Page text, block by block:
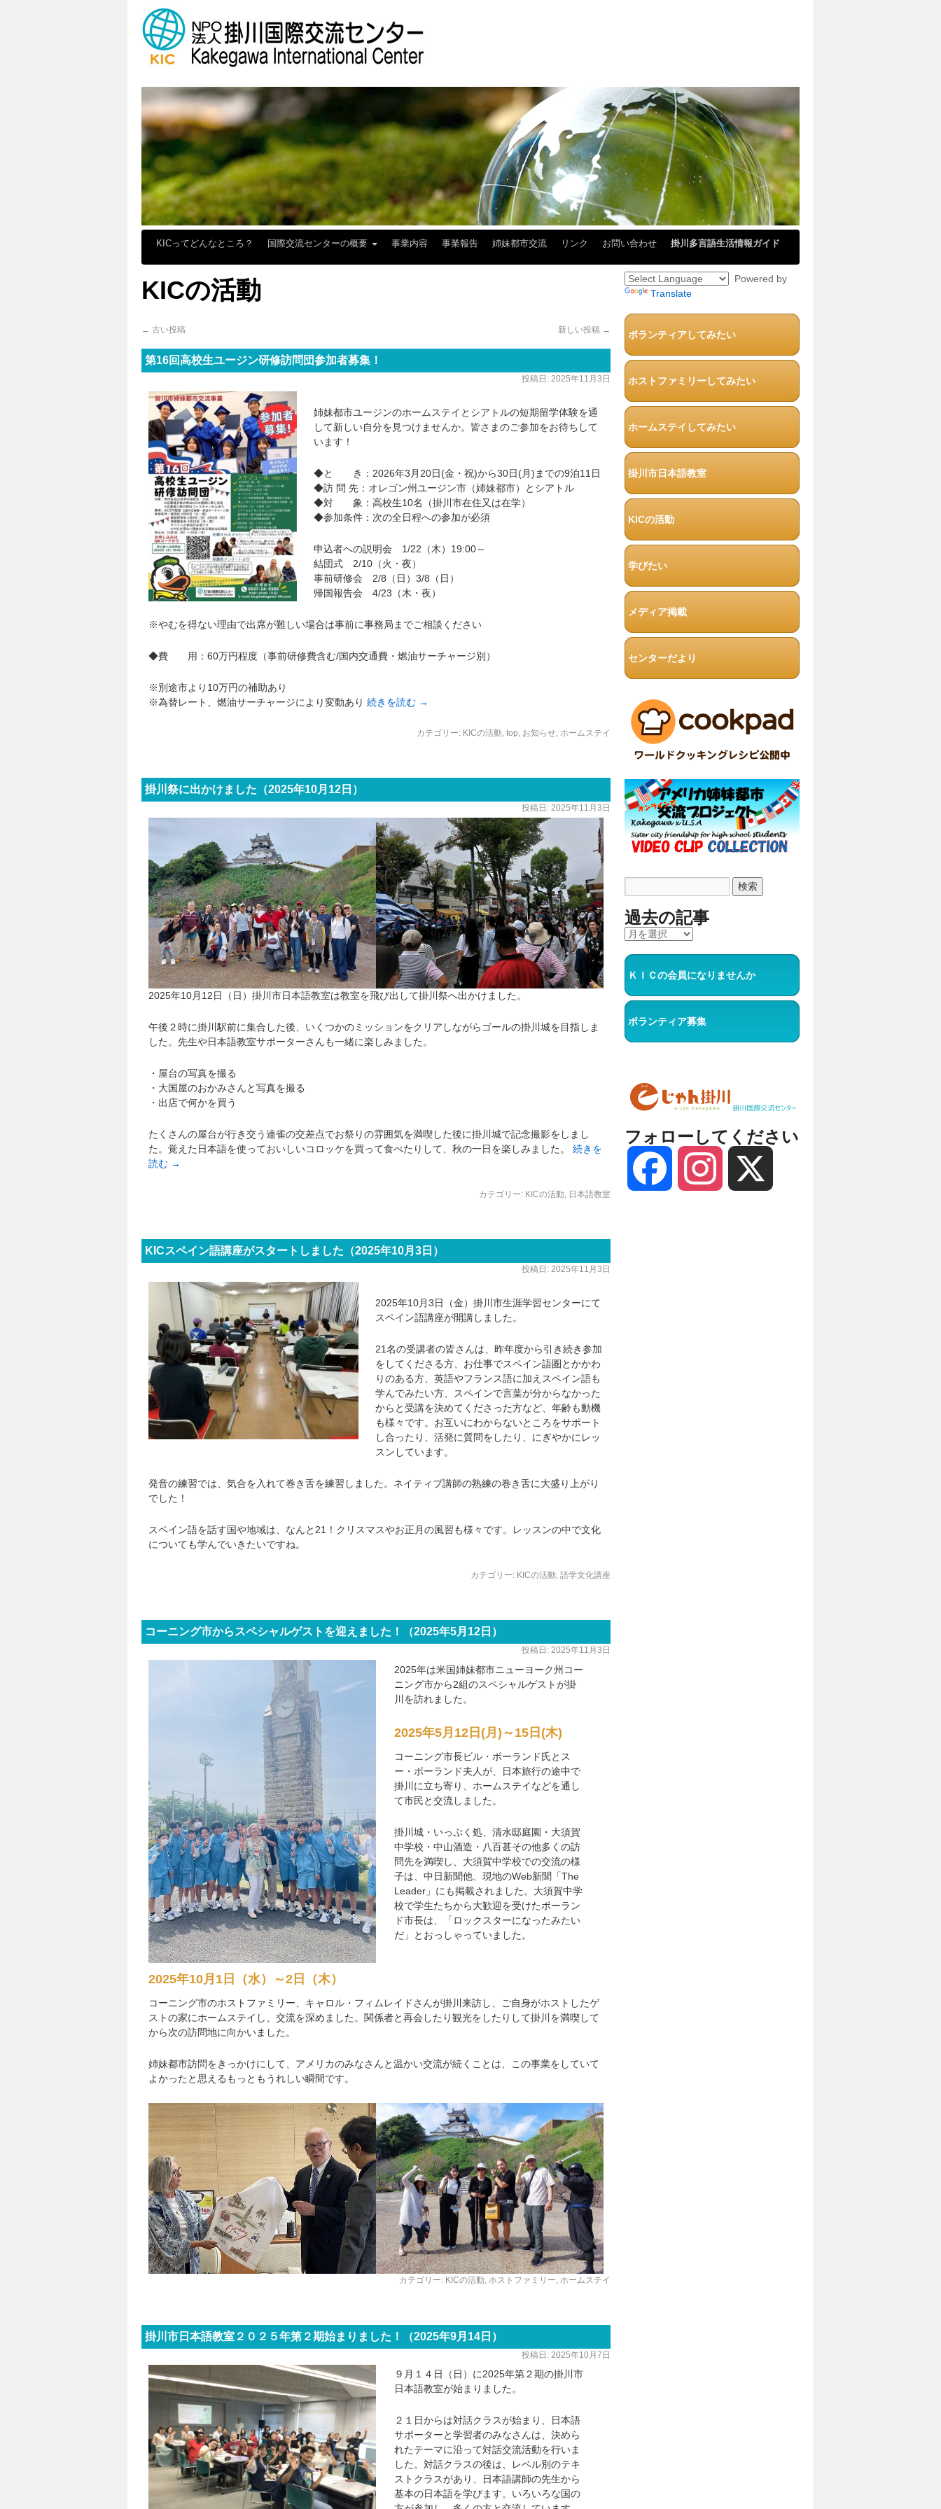
KICってどんなところ？ 国際交流センターの概要 事業内容 事業報告 姉妹都市交流 リンク お問い合わせ 掛川多言語生活情報ガイド
KICの活動
← 古い投稿 新しい投稿 →
第16回高校生ユージン研修訪問団参加者募集！
投稿日: 2025年11月3日
姉妹都市ユージンのホームステイとシアトルの短期留学体験を通
して新しい自分を見つけませんか。皆さまのご参加をお待ちして
います！
◆と き：2026年3月20日(金・祝)から30日(月)までの9泊11日
◆訪 問 先：オレゴン州ユージン市（姉妹都市）とシアトル
◆対 象：高校生10名（掛川市在住又は在学）
◆参加条件：次の全日程への参加が必須
申込者への説明会 1/22（木）19:00～
結団式 2/10（火・夜）
事前研修会 2/8（日）3/8（日）
帰国報告会 4/23（木・夜）
※やむを得ない理由で出席が難しい場合は事前に事務局までご相談ください
◆費 用：60万円程度（事前研修費含む/国内交通費・燃油サーチャージ別）
※別途市より10万円の補助あり
※為替レート、燃油サーチャージにより変動あり 続きを読む →
カテゴリー: KICの活動, top, お知らせ, ホームステイ
掛川祭に出かけました（2025年10月12日）
投稿日: 2025年11月3日
2025年10月12日（日）掛川市日本語教室は教室を飛び出して掛川祭へ出かけました。
午後２時に掛川駅前に集合した後、いくつかのミッションをクリアしながらゴールの掛川城を目指しま
した。先生や日本語教室サポーターさんも一緒に楽しみました。
・屋台の写真を撮る
・大国屋のおかみさんと写真を撮る
・出店で何かを買う
たくさんの屋台が行き交う連雀の交差点でお祭りの雰囲気を満喫した後に掛川城で記念撮影をしまし
た。覚えた日本語を使っておいしいコロッケを買って食べたりして、秋の一日を楽しみました。 続きを
読む →
カテゴリー: KICの活動 日本語教室
KICスペイン語講座がスタートしました（2025年10月3日）
投稿日: 2025年11月3日
2025年10月3日（金）掛川市生涯学習センターにて
スペイン語講座が開講しました。
21名の受講者の皆さんは、昨年度から引き続き参加
をしてくださる方、お仕事でスペイン語圏とかかわ
りのある方、英語やフランス語に加えスペイン語も
学んでみたい方、スペインで言葉が分からなかった
からと受講を決めてくださった方など、年齢も動機
も様々です。お互いにわからないところをサポート
し合ったり、活発に質問をしたり、にぎやかにレッ
スンしています。
発音の練習では、気合を入れて巻き舌を練習しました。ネイティブ講師の熟練の巻き舌に大盛り上がり
でした！
スペイン語を話す国や地域は、なんと21！クリスマスやお正月の風習も様々です。レッスンの中で文化
についても学んでいきたいですね。
カテゴリー: KICの活動 語学文化講座
コーニング市からスペシャルゲストを迎えました！（2025年5月12日）
投稿日: 2025年11月3日
2025年は米国姉妹都市ニューヨーク州コー
ニング市から2組のスペシャルゲストが掛
川を訪れました。
2025年5月12日(月)～15日(木)
コーニング市長ビル・ボーランド氏とス
ー・ボーランド夫人が、日本旅行の途中で
掛川に立ち寄り、ホームステイなどを通し
て市民と交流しました。
掛川城・いっぷく処、清水邸庭園・大須賀
中学校・中山酒造・八百甚その他多くの訪
問先を満喫し、大須賀中学校での交流の様
子は、中日新聞他、現地のWeb新聞「The
Leader」にも掲載されました。大須賀中学
校で学生たちから大歓迎を受けたボーラン
ド市長は、「ロックスターになったみたい
だ」とおっしゃっていました。
2025年10月1日（水）～2日（木）
コーニング市のホストファミリー、キャロル・フィムレイドさんが掛川来訪し、ご自身がホストしたゲ
ストの家にホームステイし、交流を深めました。関係者と再会したり観光をしたりして掛川を満喫して
から次の訪問地に向かいました。
姉妹都市訪問をきっかけにして、アメリカのみなさんと温かい交流が続くことは、この事業をしていて
よかったと思えるもっともうれしい瞬間です。
カテゴリー: KICの活動 ホストファミリー ホームステイ
掛川市日本語教室２０２５年第２期始まりました！（2025年9月14日）
投稿日: 2025年10月7日
９月１４日（日）に2025年第２期の掛川市
日本語教室が始まりました。
２１日からは対話クラスが始まり、日本語
サポーターと学習者のみなさんは、決めら
れたテーマに沿って対話交流活動を行いま
した。対話クラスの後は、レベル別のテキ
ストクラスがあり、日本語講師の先生から
基本の日本語を学びます。いろいろな国の
Powered by
Translate
ボランティアしてみたい
ホストファミリーしてみたい
ホームステイしてみたい
掛川市日本語教室
KICの活動
学びたい
メディア掲載
センターだより
過去の記事
ＫＩＣの会員になりませんか
ボランティア募集
フォローしてください
Facebook Instagram